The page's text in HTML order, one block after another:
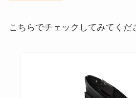
こちらでチェックしてみてくだ